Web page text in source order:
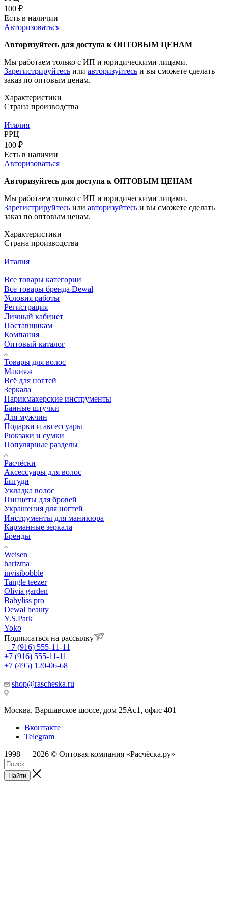
100 ₽
Есть в наличии
Авторизоваться
Авторизуйтесь для доступа к ОПТОВЫМ ЦЕНАМ
Мы работаем только с ИП и юридическими лицами.
Зарегистрируйтесь или авторизуйтесь и вы сможете сделать
заказ по оптовым ценам.
Характеристики
Страна производства
—
Италия
РРЦ
100 ₽
Есть в наличии
Авторизоваться
Авторизуйтесь для доступа к ОПТОВЫМ ЦЕНАМ
Мы работаем только с ИП и юридическими лицами.
Зарегистрируйтесь или авторизуйтесь и вы сможете сделать
заказ по оптовым ценам.
Характеристики
Страна производства
—
Италия
Все товары категории
Все товары бренда Dewal
Условия работы
Регистрация
Личный кабинет
Поставщикам
Компания
Оптовый каталог
Товары для волос
Макияж
Всё для ногтей
Зеркала
Парикмахерские инструменты
Банные штучки
Для мужчин
Подарки и аксессуары
Рюкзаки и сумки
Популярные разделы
Расчёски
Аксессуары для волос
Бигуди
Укладка волос
Пинцеты для бровей
Украшения для ногтей
Инструменты для маникюра
Карманные зеркала
Бренды
Weisen
harizma
invisibobble
Tangle teezer
Olivia garden
Babyliss pro
Dewal beauty
Y.S.Park
Yoko
Подписаться на рассылку
+7 (916) 555-11-11
+7 (916) 555-11-11
+7 (495) 120-06-68
shop@rascheska.ru
Москва, Варшавское шоссе, дом 25Аc1, офис 401
Вконтакте
Telegram
1998 — 2026 © Оптовая компания «Расчёска.ру»
Найти